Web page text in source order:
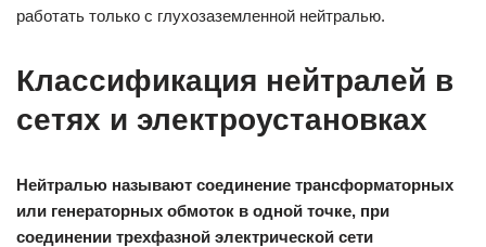
работать только с глухозаземленной нейтралью.
Классификация нейтралей в
сетях и электроустановках
Нейтралью называют соединение трансформаторных
или генераторных обмоток в одной точке, при
соединении трехфазной электрической сети